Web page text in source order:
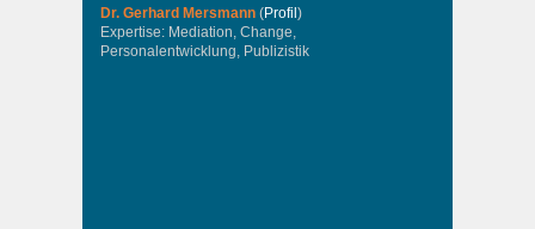
Dr. Gerhard Mersmann (Profil )
Expertise: Mediation, Change,
Personalentwicklung, Publizistik